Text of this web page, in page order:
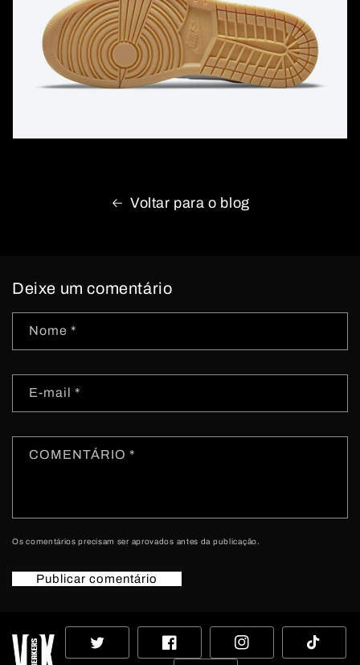
Voltar para o blog
Deixe um comentário
Nome *
E-mail *
COMENTÁRIO *
Os comentários precisam ser aprovados antes da publicação.
Twitter Facebook Instagram TikTok